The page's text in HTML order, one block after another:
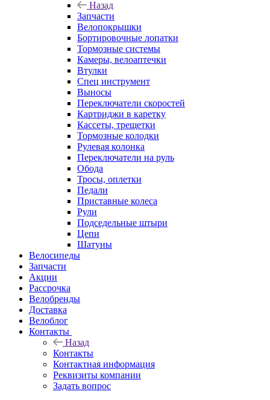
Назад
Запчасти
Велопокрышки
Бортировочные лопатки
Тормозные системы
Камеры, велоаптечки
Втулки
Спец инструмент
Выносы
Переключатели скоростей
Картриджи в каретку
Кассеты, трещетки
Тормозные колодки
Рулевая колонка
Переключатели на руль
Обода
Тросы, оплетки
Педали
Приставные колеса
Рули
Подседельные штыри
Цепи
Шатуны
Велосипеды
Запчасти
Акции
Рассрочка
Велобренды
Доставка
Велоблог
Контакты
Назад
Контакты
Контактная информация
Реквизиты компании
Задать вопрос